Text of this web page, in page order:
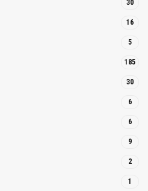
30
16
5
185
30
6
6
9
2
1